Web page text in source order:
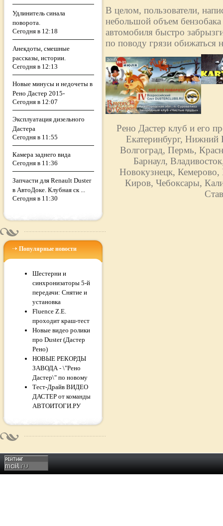
Удлинитель синала
поворота.
Сегодня в 12:18
Анекдоты, смешные
рассказы, истории.
Сегодня в 12:13
Новые минусы и недочеты в
Рено Дастер 2015-
Сегодня в 12:07
Эксплуатация дизельного
Дастера
Сегодня в 11:55
Камера заднего вида
Сегодня в 11:36
Запчасти для Renault Duster
в АвтоДоке. Клубная ск ...
Сегодня в 11:30
Популярные новости
Шестерни и
синхронизаторы 5-й
передачи: Снятие и
установка
Fluence Z.E.
проходит краш-тест
Новые видео ролики
про Duster (Дастер
Рено)
НОВЫЕ РЕКОРДЫ
ЗАВОДА - \"Рено
Дастер\" по новому
Тест-Драйв ВИДЕО
ДАСТЕР от команды
АВТОИТОГИ.РУ
В целом, пользователи,
небольшой объем бензобака
автомобиля быстро
по поводу грязи обижаться
Рено Дастер клуб и его
Екатеринбург, Нижний
Волгоград, Пермь,
Барнаул,
Новокузнецк,
Киров, Чебоксары,